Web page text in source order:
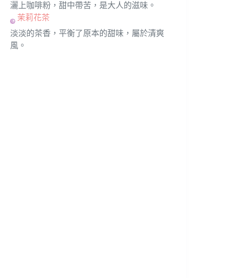
灑上咖啡粉，甜中帶苦，是大人的滋味。
茉莉花茶
淡淡的茶香，平衡了原本的甜味，屬於清爽
風。